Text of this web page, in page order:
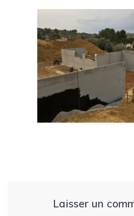
Laisser un